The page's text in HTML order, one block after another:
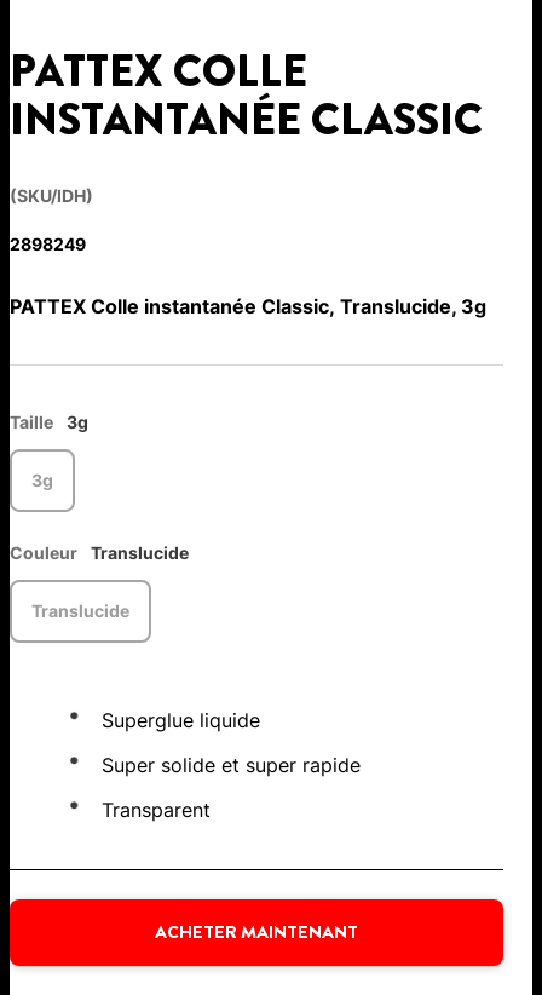
PATTEX COLLE
INSTANTANÉE CLASSIC
(SKU/IDH)
2898249
PATTEX Colle instantanée Classic, Translucide, 3g
Taille 3g
3g
Couleur Translucide
Translucide
Superglue liquide
Super solide et super rapide
Transparent
ACHETER MAINTENANT